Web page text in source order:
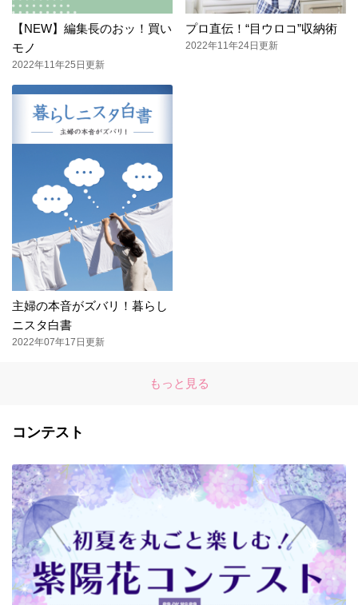
【NEW】編集長のおッ！買い
モノ
2022年11年25日更新
プロ直伝！“目ウロコ”収納術
2022年11年24日更新
主婦の本音がズバリ！暮らし
ニスタ白書
2022年07年17日更新
もっと見る
コンテスト